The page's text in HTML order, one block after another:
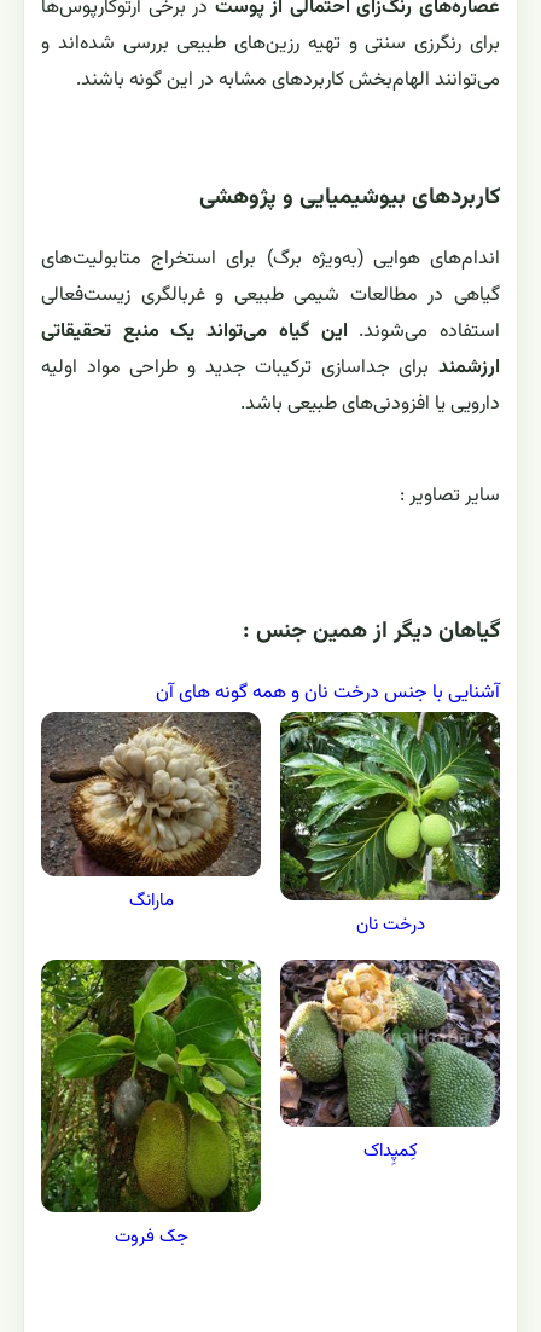
عصاره‌های رنگ‌زای احتمالی از پوست در برخی آرتوکارپوس‌ها
برای رنگرزی سنتی و تهیه رزین‌های طبیعی بررسی شده‌اند و
می‌توانند الهام‌بخش کاربردهای مشابه در این گونه باشند.
کاربردهای بیوشیمیایی و پژوهشی
اندام‌های هوایی (به‌ویژه برگ) برای استخراج متابولیت‌های
گیاهی در مطالعات شیمی طبیعی و غربالگری زیست‌فعالی
استفاده می‌شوند. این گیاه می‌تواند یک منبع تحقیقاتی
ارزشمندبرای جداسازی ترکیبات جدید و طراحی مواد اولیه
دارویی یا افزودنی‌های طبیعی باشد.
ساير تصاوير :
گياهان ديگر از همين جنس :
آشنایی با جنس درخت نان و همه گونه های آن
درخت نان
مارانگ
کِمپِداک
جک فروت